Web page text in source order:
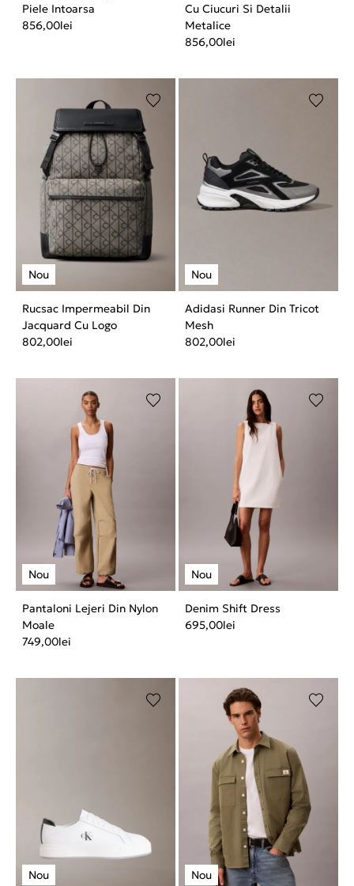
Piele Intoarsa
856,00lei
Cu Ciucuri Si Detalii
Metalice
856,00lei
Rucsac Impermeabil Din
Jacquard Cu Logo
802,00lei
Adidasi Runner Din Tricot
Mesh
802,00lei
Pantaloni Lejeri Din Nylon
Moale
749,00lei
Denim Shift Dress
695,00lei